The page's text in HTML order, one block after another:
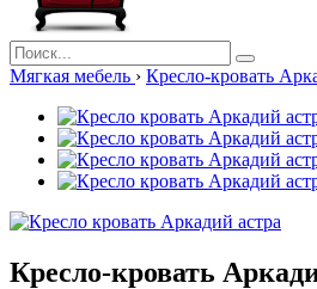
Мягкая мебель › Кресло-кровать
Кресло-кровать